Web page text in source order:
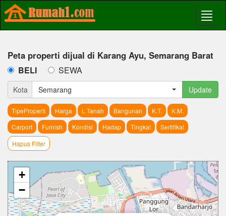
Peta properti dijual di Karang Ayu, Semarang Barat
BELI SEWA
Kota Semarang Update
TipeProperti Harga L.Tanah Bangunan K.T.
K.M.
Carport
Furnish Kondisi Hadap Tingkat
Sertifikat
Hapus Filter
+
−